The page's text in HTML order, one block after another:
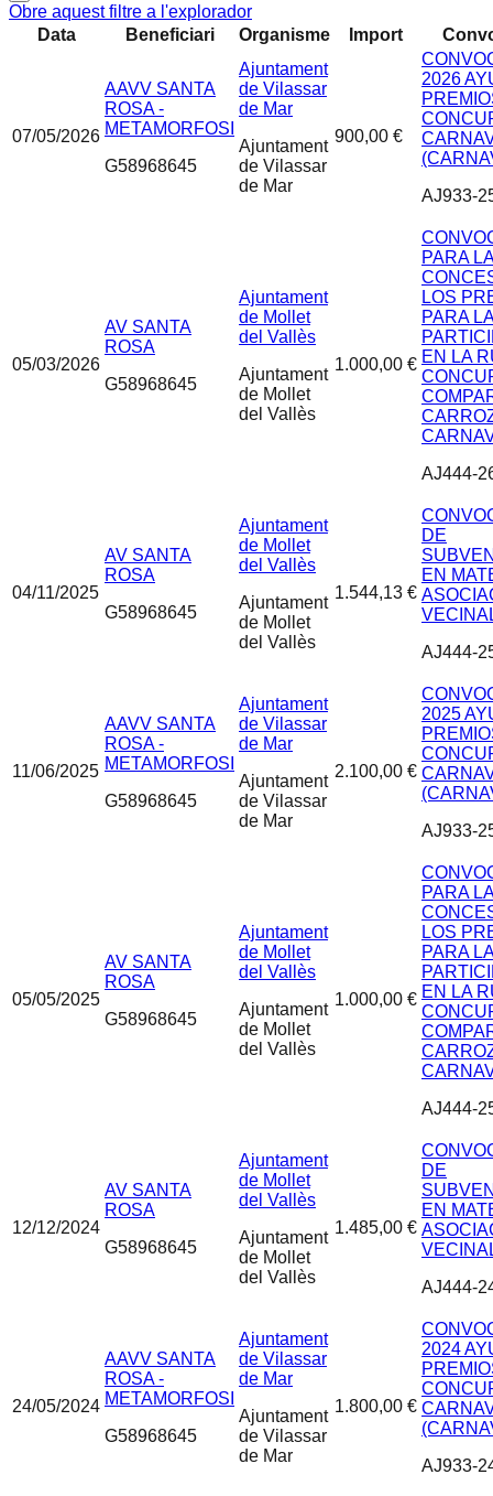
Obre aquest filtre a l'explorador
Data
Beneficiari Organisme Import
07/05/2026
AAVV SANTA
ROSA -
METAMORFOSI
G58968645
Ajuntament
de Vilassar
de Mar
Ajuntament
de Vilassar
de Mar
900,00 €
2026
AJ933-
05/03/2026
AV SANTA
ROSA
G58968645
Ajuntament
de Mollet
del Vallès
Ajuntament
de Mollet
del Vallès
1.000,00 €
PARA
LOS
PARA
EN LA
AJ444-
04/11/2025
AV SANTA
ROSA
G58968645
Ajuntament
de Mollet
del Vallès
Ajuntament
de Mollet
del Vallès
1.544,13 €
DE
EN
AJ444-
11/06/2025
AAVV SANTA
ROSA -
METAMORFOSI
G58968645
Ajuntament
de Vilassar
de Mar
Ajuntament
de Vilassar
de Mar
2.100,00 €
2025
AJ933-
05/05/2025
AV SANTA
ROSA
G58968645
Ajuntament
de Mollet
del Vallès
Ajuntament
de Mollet
del Vallès
1.000,00 €
PARA
LOS
PARA
EN LA
AJ444-
12/12/2024
AV SANTA
ROSA
G58968645
Ajuntament
de Mollet
del Vallès
Ajuntament
de Mollet
del Vallès
1.485,00 €
DE
EN
AJ444-
24/05/2024
AAVV SANTA
ROSA -
METAMORFOSI
G58968645
Ajuntament
de Vilassar
de Mar
Ajuntament
de Vilassar
de Mar
1.800,00 €
2024
AJ933-